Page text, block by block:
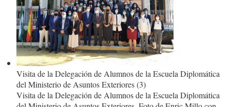
Visita de la Delegación de Alumnos de la Escuela Diplomática
del Ministerio de Asuntos Exteriores (3)
Visita de la Delegación de Alumnos de la Escuela Diplomática